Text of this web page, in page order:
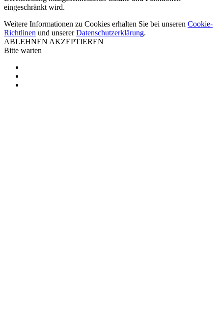
eingeschränkt wird.
Weitere Informationen zu Cookies erhalten Sie bei unseren Cookie-
Richtlinen und unsererDatenschutzerklärung.
ABLEHNEN AKZEPTIEREN
Bitte warten